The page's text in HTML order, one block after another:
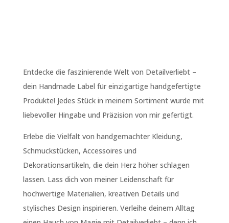
Entdecke die faszinierende Welt von Detailverliebt –
dein Handmade Label für einzigartige handgefertigte
Produkte! Jedes Stück in meinem Sortiment wurde mit
liebevoller Hingabe und Präzision von mir gefertigt.
Erlebe die Vielfalt von handgemachter Kleidung,
Schmuckstücken, Accessoires und
Dekorationsartikeln, die dein Herz höher schlagen
lassen. Lass dich von meiner Leidenschaft für
hochwertige Materialien, kreativen Details und
stylisches Design inspirieren. Verleihe deinem Alltag